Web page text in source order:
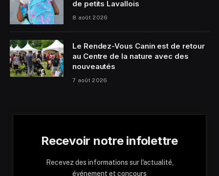
de petits Lavallois
8 août 2026
Le Rendez-Vous Canin est de retour
au Centre de la nature avec des
nouveautés
7 août 2026
Recevoir notre infolettre
Recevez des informations sur l'actualité,
événement et concours